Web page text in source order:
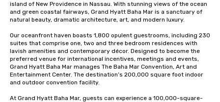
island of New Providence in Nassau. With stunning views of the ocean
and green coastal fairways, Grand Hyatt Baha Mar is a sanctuary of
natural beauty, dramatic architecture, art, and modern luxury.
Our oceanfront haven boasts 1,800 opulent guestrooms, including 230
suites that comprise one, two and three bedroom residences with
lavish amenities and contemporary décor. Designed to become the
preferred venue for international incentives, meetings and events,
Grand Hyatt Baha Mar manages The Baha Mar Convention, Art and
Entertainment Center. The destination’s 200,000 square foot indoor
and outdoor convention facility.
At Grand Hyatt Baha Mar, guests can experience a 100,000-square-